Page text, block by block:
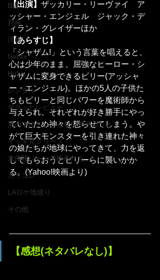
B級
邦画
洋画
Netflix
Hulu
レンタル
サクッとレビュー
酒のツマミにならない映画のこと
イッキ見シリーズ
未体験ゾーンの映画たち
カリコレ
LAロケ地巡り
その他
【出演】 ザッカリー・リーヴァイ　ア
ッシャー・エンジェル　ジャック・デ
ィラン・グレイザーほか
【あらすじ】
「シャザム!」という言葉を唱えると、
心は少年のまま、屈強なヒーロー・シ
ャザムに変身できるビリー(アッシャ
ー・エンジェル)。ほかの5人の子供た
ちもビリーと同じパワーを魔術師から
与えられ、それぞれが好き勝手にやっ
ていたため神々を怒らせてしまう。や
がて巨大モンスターを引き連れた神々
の娘たちが地球にやってきて、力を返
してもらおうとビリーらに襲いかか
る。(Yahoo!映画より)
【感想(ネタバレなし)】